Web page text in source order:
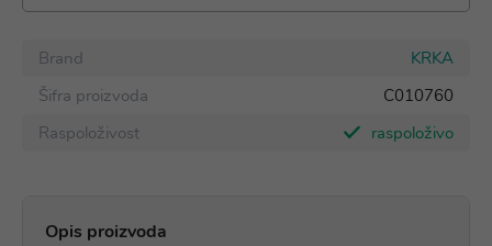
Brand
KRKA
Šifra proizvoda
C010760
Raspoloživost
raspoloživo
Opis proizvoda